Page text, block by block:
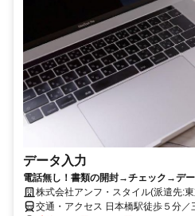
データ入力
電話無し！書類の開封→チェック→デ
株式会社アンフ・スタイル(派遣先:
交通・アクセス 日本橋駅徒歩５分